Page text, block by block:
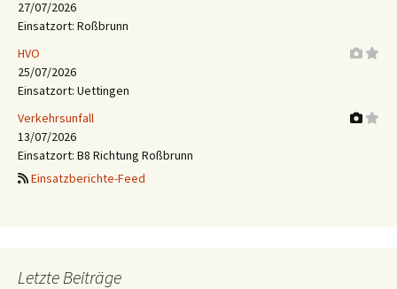
27/07/2026
Einsatzort: Roßbrunn
HVO
25/07/2026
Einsatzort: Uettingen
Verkehrsunfall
13/07/2026
Einsatzort: B8 Richtung Roßbrunn
Einsatzberichte-Feed
Letzte Beiträge